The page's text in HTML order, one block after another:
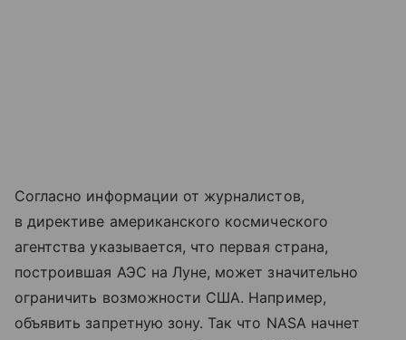
Согласно информации от журналистов,
в директиве американского космического
агентства указывается, что первая страна,
построившая АЭС на Луне, может значительно
ограничить возможности США. Например,
объявить запретную зону. Так что NASA начнет